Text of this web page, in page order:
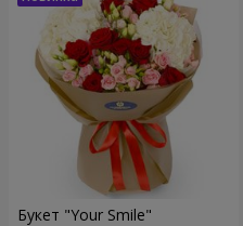
Букет "Your Smile"